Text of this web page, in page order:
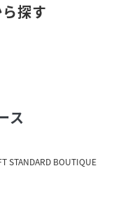
探す
ス
STANDARD BOUTIQUE